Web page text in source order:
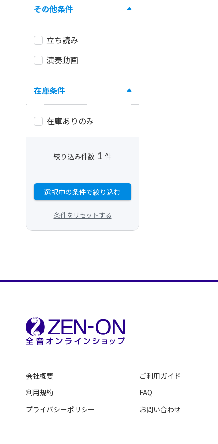
その他条件
立ち読み
演奏動画
在庫条件
在庫ありのみ
絞り込み件数 1 件
選択中の条件で絞り込む
条件をリセットする
会社概要
利用規約
プライバシーポリシー
ご利用ガイド
FAQ
お問い合わせ